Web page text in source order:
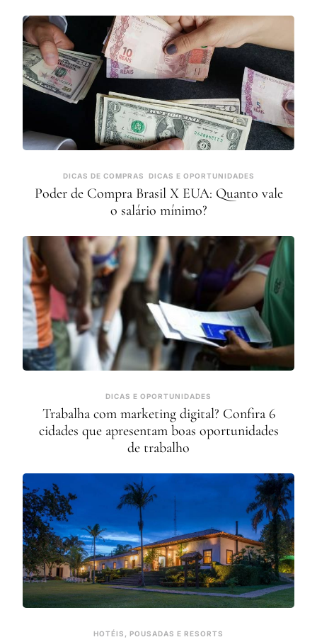
DICAS DE COMPRAS DICAS E OPORTUNIDADES
Poder de Compra Brasil X EUA: Quanto vale
o salário mínimo?
DICAS E OPORTUNIDADES
Trabalha com marketing digital? Confira 6
cidades que apresentam boas oportunidades
de trabalho
HOTÉIS, POUSADAS E RESORTS